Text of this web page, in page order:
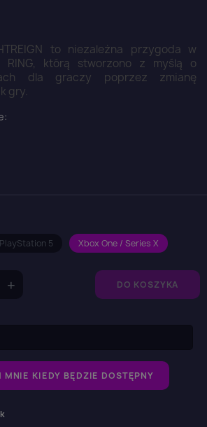
to niezależna przygoda w
RING, którą stworzono z myślą o
dla graczy poprzez zmianę
gry.
PlayStation 5 Xbox One / Series X
DO KOSZYKA
MNIE KIEDY BĘDZIE DOSTĘPNY